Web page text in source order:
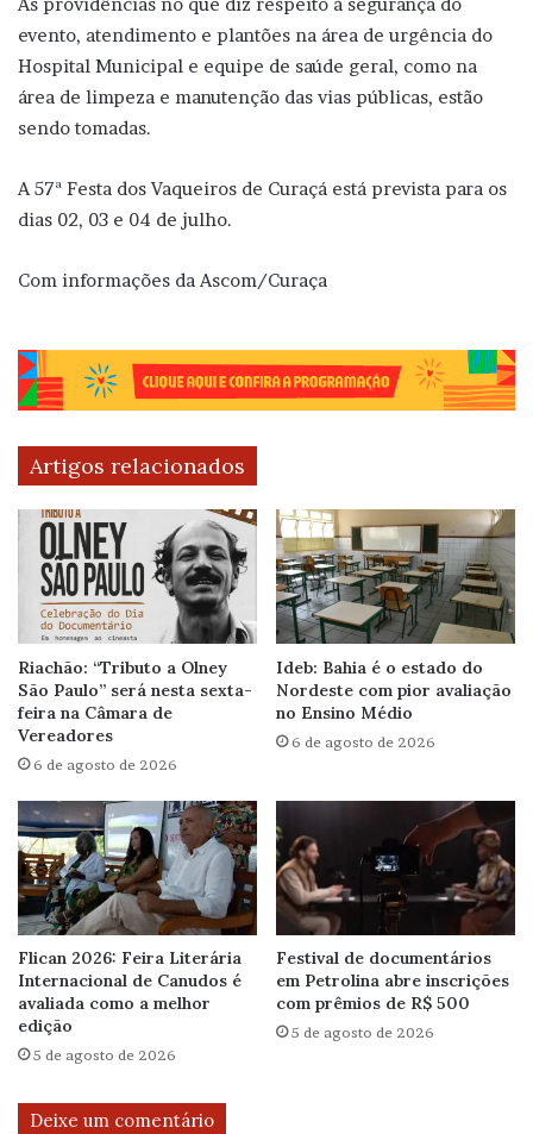
evento, atendimento e plantões na área de urgência do
Hospital Municipal e equipe de saúde geral, como na
área de limpeza e manutenção das vias públicas, estão
sendo tomadas.
A 57ª Festa dos Vaqueiros de Curaçá está prevista para os
dias 02, 03 e 04 de julho.
Com informações da Ascom/Curaça
Artigos relacionados
Riachão: “Tributo a Olney
São Paulo” será nesta sexta-
feira na Câmara de
Vereadores
6 de agosto de 2026
Ideb: Bahia é o estado do
Nordeste com pior avaliação
no Ensino Médio
6 de agosto de 2026
Flican 2026: Feira Literária
Internacional de Canudos é
avaliada como a melhor
edição
5 de agosto de 2026
Festival de documentários
em Petrolina abre inscrições
com prêmios de R$ 500
5 de agosto de 2026
Deixe um comentário